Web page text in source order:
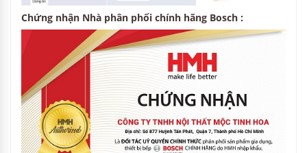
Chứng nhận Nhà phân phối chính hãng Bosch :